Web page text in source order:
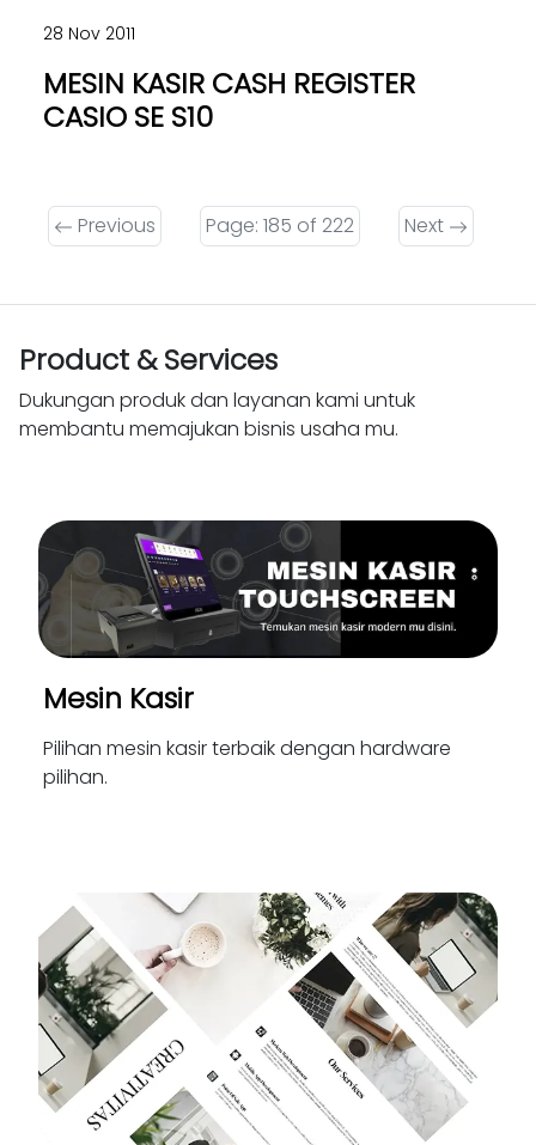
28 Nov 2011
MESIN KASIR CASH REGISTER
CASIO SE S10
Previous Page: 185 of 222 Next
Product & Services
Dukungan produk dan layanan kami untuk
membantu memajukan bisnis usaha mu.
Mesin Kasir
Pilihan mesin kasir terbaik dengan hardware
pilihan.